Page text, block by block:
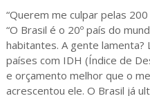
“Querem me culpar pelas
“O Brasil é o 20º país do
habitantes. A gente
países com IDH (Índice de
e orçamento melhor que o
acrescentou ele. O Brasil já